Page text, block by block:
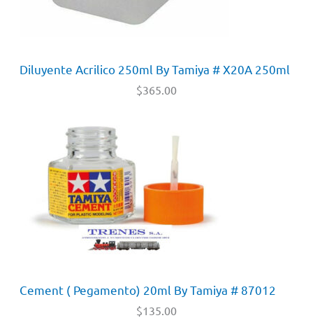
Diluyente Acrilico 250ml By Tamiya # X20A 250ml
$365.00
Cement ( Pegamento) 20ml By Tamiya # 87012
$135.00